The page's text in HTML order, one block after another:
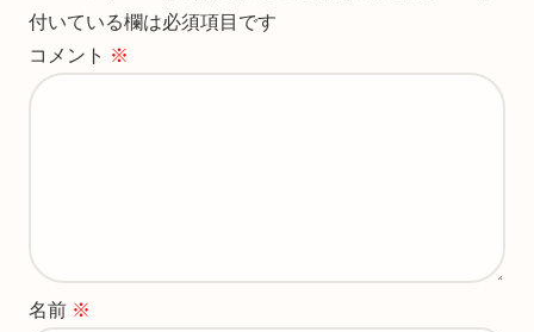
付いている欄は必須項目です
コメント ※
名前 ※